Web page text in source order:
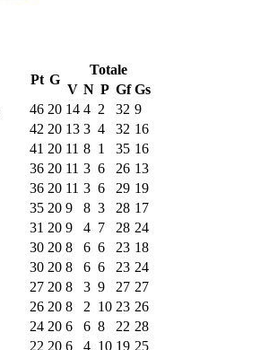
Pt G
Totale
V N P Gf Gs
46 20 14 4 2 32 9
42 20 13 3 4 32 16
41 20 11 8 1 35 16
36 20 11 3 6 26 13
36 20 11 3 6 29 19
35 20 9 8 3 28 17
31 20 9 4 7 28 24
30 20 8 6 6 23 18
30 20 8 6 6 23 24
27 20 8 3 9 27 27
26 20 8 2 10 23 26
24 20 6 6 8 22 28
22 20 6 4 10 19 25